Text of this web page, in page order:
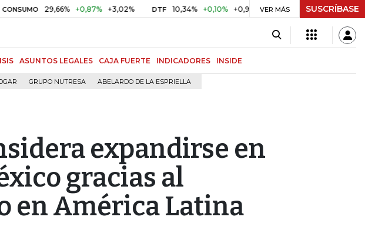
29,66% +0,87% +3,02% DTF 10,34% +0,10% +0,98% UVR $ 416,96 +$ 0,05 +0,01%
VER MÁS SUSCRÍBASE
ASUNTOS LEGALES CAJA FUERTE INDICADORES INSIDE
GRUPO NUTRESA ABELARDO DE LA ESPRIELLA
expandirse en
gracias al
en América Latina